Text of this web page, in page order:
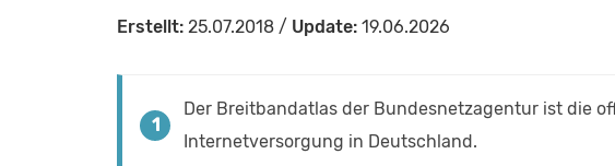
Erstellt: 25.07.2018 / Update: 19.06.2026
Der Breitbandatlas der Bundesnetzagentur ist die
Internetversorgung in Deutschland.